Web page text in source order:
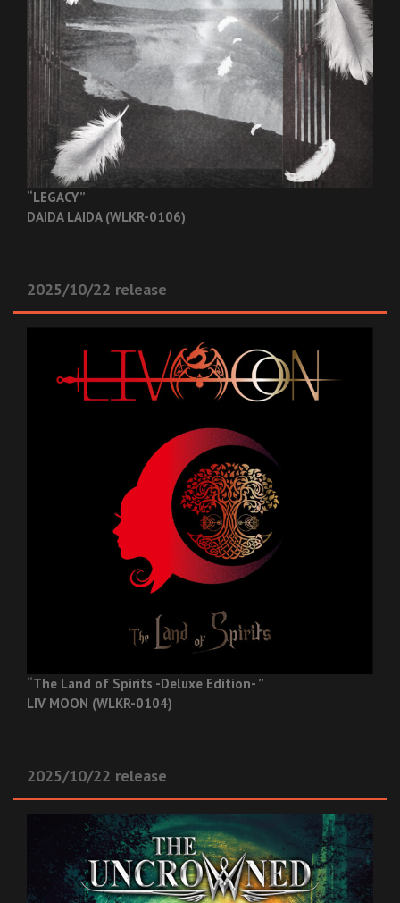
“LEGACY”
DAIDA LAIDA (WLKR-0106)
2025/10/22 release
“The Land of Spirits -Deluxe Edition- ”
LIV MOON (WLKR-0104)
2025/10/22 release